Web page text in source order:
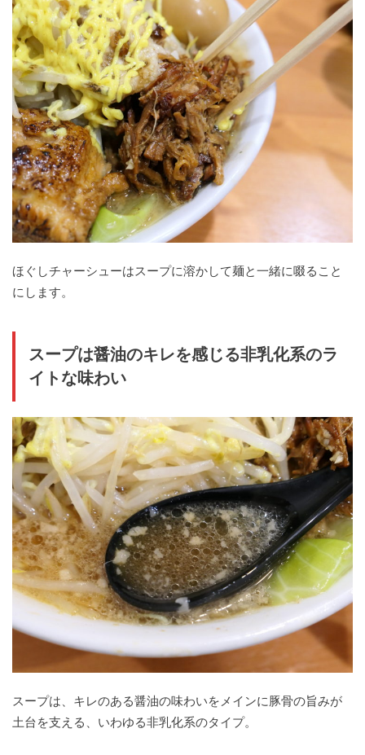
ほぐしチャーシューはスープに溶かして麺と一緒に啜ること
にします。
スープは醤油のキレを感じる非乳化系のラ
イトな味わい
スープは、キレのある醤油の味わいをメインに豚骨の旨みが
土台を支える、いわゆる非乳化系のタイプ。